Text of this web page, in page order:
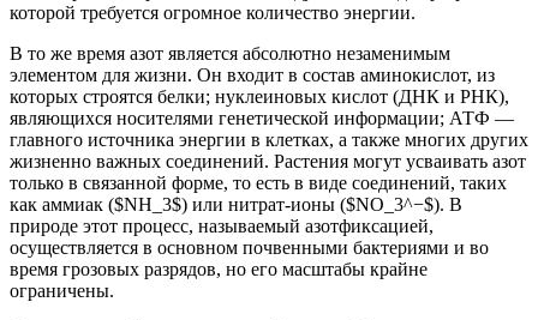
которой требуется огромное количество энергии.
В то же время азот является абсолютно незаменимым
элементом для жизни. Он входит в состав аминокислот, из
которых строятся белки; нуклеиновых кислот (ДНК и РНК),
являющихся носителями генетической информации; АТФ —
главного источника энергии в клетках, а также многих других
жизненно важных соединений. Растения могут усваивать азот
только в связанной форме, то есть в виде соединений, таких
как аммиак ($NH_3$) или нитрат-ионы ($NO_3^−$). В
природе этот процесс, называемый азотфиксацией,
осуществляется в основном почвенными бактериями и во
время грозовых разрядов, но его масштабы крайне
ограничены.